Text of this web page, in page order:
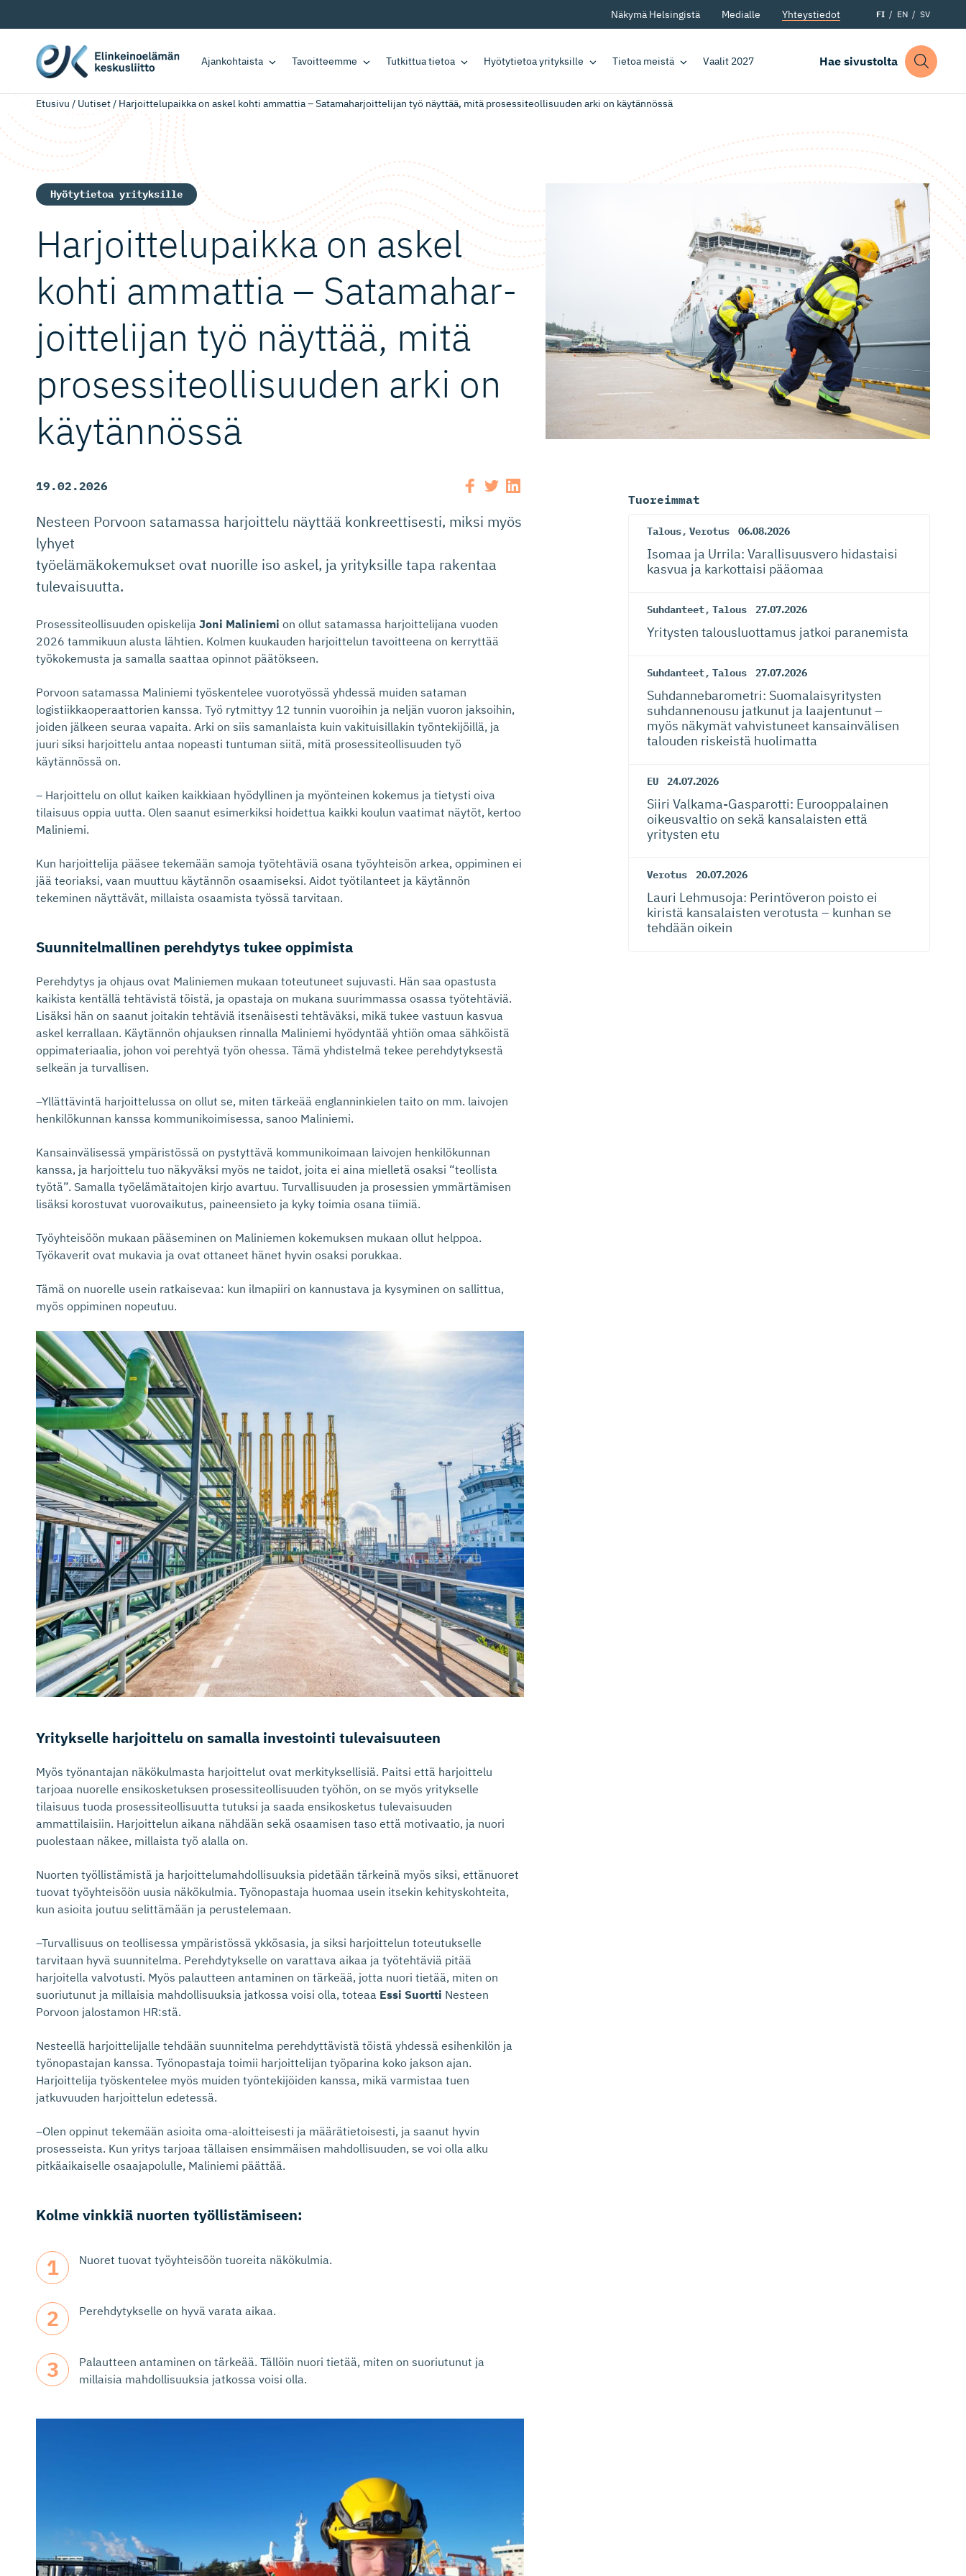
Näkymä Helsingistä Medialle Yhteystiedot FI EN SV
Ajankohtaista Tavoitteemme Tutkittua tietoa Hyötytietoa yrityksille Tietoa meistä Vaalit 2027 Hae sivustolta
Etusivu / Uutiset/ Harjoittelupaikka on askel kohti ammattia – Satamaharjoittelijan työ näyttää, mitä prosessiteollisuuden arki on käytännössä
Hyötytietoa yrityksille
Harjoitte­lu­paikka on askel
kohti ammattia – Satamahar­
joit­telijan työ näyttää, mitä
prosessiteol­li­suuden arki on
käytännössä
19.02.2026
Nesteen Porvoon satamassa harjoittelu näyttää konkreettisesti, miksi myös
lyhyet
työelämäkokemukset ovat nuorille iso askel, ja yrityksille tapa rakentaa
tulevaisuutta.
Prosessiteollisuuden opiskelija Joni Maliniemi on ollut satamassa harjoittelijana vuoden
2026 tammikuun alusta lähtien. Kolmen kuukauden harjoittelun tavoitteena on kerryttää
työkokemusta ja samalla saattaa opinnot päätökseen.
Porvoon satamassa Maliniemi työskentelee vuorotyössä yhdessä muiden sataman
logistiikkaoperaattorien kanssa. Työ rytmittyy 12 tunnin vuoroihin ja neljän vuoron jaksoihin,
joiden jälkeen seuraa vapaita. Arki on siis samanlaista kuin vakituisillakin työntekijöillä, ja
juuri siksi harjoittelu antaa nopeasti tuntuman siitä, mitä prosessiteollisuuden työ
käytännössä on.
– Harjoittelu on ollut kaiken kaikkiaan hyödyllinen ja myönteinen kokemus ja tietysti oiva
tilaisuus oppia uutta. Olen saanut esimerkiksi hoidettua kaikki koulun vaatimat näytöt, kertoo
Maliniemi.
Kun harjoittelija pääsee tekemään samoja työtehtäviä osana työyhteisön arkea, oppiminen ei
jää teoriaksi, vaan muuttuu käytännön osaamiseksi. Aidot työtilanteet ja käytännön
tekeminen näyttävät, millaista osaamista työssä tarvitaan.
Suunnitel­mallinen perehdytys tukee oppimista
Perehdytys ja ohjaus ovat Maliniemen mukaan toteutuneet sujuvasti. Hän saa opastusta
kaikista kentällä tehtävistä töistä, ja opastaja on mukana suurimmassa osassa työtehtäviä.
Lisäksi hän on saanut joitakin tehtäviä itsenäisesti tehtäväksi, mikä tukee vastuun kasvua
askel kerrallaan. Käytännön ohjauksen rinnalla Maliniemi hyödyntää yhtiön omaa sähköistä
oppimateriaalia, johon voi perehtyä työn ohessa. Tämä yhdistelmä tekee perehdytyksestä
selkeän ja turvallisen.
–Yllättävintä harjoittelussa on ollut se, miten tärkeää englanninkielen taito on mm. laivojen
henkilökunnan kanssa kommunikoimisessa, sanoo Maliniemi.
Kansainvälisessä ympäristössä on pystyttävä kommunikoimaan laivojen henkilökunnan
kanssa, ja harjoittelu tuo näkyväksi myös ne taidot, joita ei aina mielletä osaksi “teollista
työtä”. Samalla työelämätaitojen kirjo avartuu. Turvallisuuden ja prosessien ymmärtämisen
lisäksi korostuvat vuorovaikutus, paineensieto ja kyky toimia osana tiimiä.
Työyhteisöön mukaan pääseminen on Maliniemen kokemuksen mukaan ollut helppoa.
Työkaverit ovat mukavia ja ovat ottaneet hänet hyvin osaksi porukkaa.
Tämä on nuorelle usein ratkaisevaa: kun ilmapiiri on kannustava ja kysyminen on sallittua,
myös oppiminen nopeutuu.
Yritykselle harjoittelu on samalla investointi tulevaisuuteen
Myös työnantajan näkökulmasta harjoittelut ovat merkityksellisiä. Paitsi että harjoittelu
tarjoaa nuorelle ensikosketuksen prosessiteollisuuden työhön, on se myös yritykselle
tilaisuus tuoda prosessiteollisuutta tutuksi ja saada ensikosketus tulevaisuuden
ammattilaisiin. Harjoittelun aikana nähdään sekä osaamisen taso että motivaatio, ja nuori
puolestaan näkee, millaista työ alalla on.
Nuorten työllistämistä ja harjoittelumahdollisuuksia pidetään tärkeinä myös siksi, ettänuoret
tuovat työyhteisöön uusia näkökulmia. Työnopastaja huomaa usein itsekin kehityskohteita,
kun asioita joutuu selittämään ja perustelemaan.
–Turvallisuus on teollisessa ympäristössä ykkösasia, ja siksi harjoittelun toteutukselle
tarvitaan hyvä suunnitelma. Perehdytykselle on varattava aikaa ja työtehtäviä pitää
harjoitella valvotusti. Myös palautteen antaminen on tärkeää, jotta nuori tietää, miten on
suoriutunut ja millaisia mahdollisuuksia jatkossa voisi olla, toteaa Essi Suortti Nesteen
Porvoon jalostamon HR:stä.
Nesteellä harjoittelijalle tehdään suunnitelma perehdyttävistä töistä yhdessä esihenkilön ja
työnopastajan kanssa. Työnopastaja toimii harjoittelijan työparina koko jakson ajan.
Harjoittelija työskentelee myös muiden työntekijöiden kanssa, mikä varmistaa tuen
jatkuvuuden harjoittelun edetessä.
–Olen oppinut tekemään asioita oma-aloitteisesti ja määrätietoisesti, ja saanut hyvin
prosesseista. Kun yritys tarjoaa tällaisen ensimmäisen mahdollisuuden, se voi olla alku
pitkäaikaiselle osaajapolulle, Maliniemi päättää.
Kolme vinkkiä nuorten työllistä­miseen:
Nuoret tuovat työyhteisöön tuoreita näkökulmia.
Perehdytykselle on hyvä varata aikaa.
Palautteen antaminen on tärkeää. Tällöin nuori tietää, miten on suoriutunut ja
millaisia mahdollisuuksia jatkossa voisi olla.
Tuoreimmat
Talous, Verotus 06.08.2026
Isomaa ja Urrila: Varallisuusvero hidastaisi
kasvua ja karkottaisi pääomaa
Suhdanteet, Talous 27.07.2026
Yritysten talousluottamus jatkoi paranemista
Suhdanteet, Talous 27.07.2026
Suhdanneba­ro­metri: Suomalaisy­ri­tysten
suhdannenousu jatkunut ja laajentunut –
myös näkymät vahvistuneet kansainvälisen
talouden riskeistä huolimatta
EU 24.07.2026
Siiri Valkama-Gas­pa­rotti: Eurooppalainen
oikeusvaltio on sekä kansalaisten että
yritysten etu
Verotus 20.07.2026
Lauri Lehmusoja: Perintöveron poisto ei
kiristä kansalaisten verotusta – kunhan se
tehdään oikein